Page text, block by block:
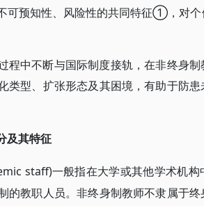
可预知性、风险性的共同特征①，对
程中不断与国际制度接轨，在非终身
类型、扩张形态及其困境，有助于防患
及其特征
staff)一般指在大学或其他学术机构
的教职人员。非终身制教师不隶属于